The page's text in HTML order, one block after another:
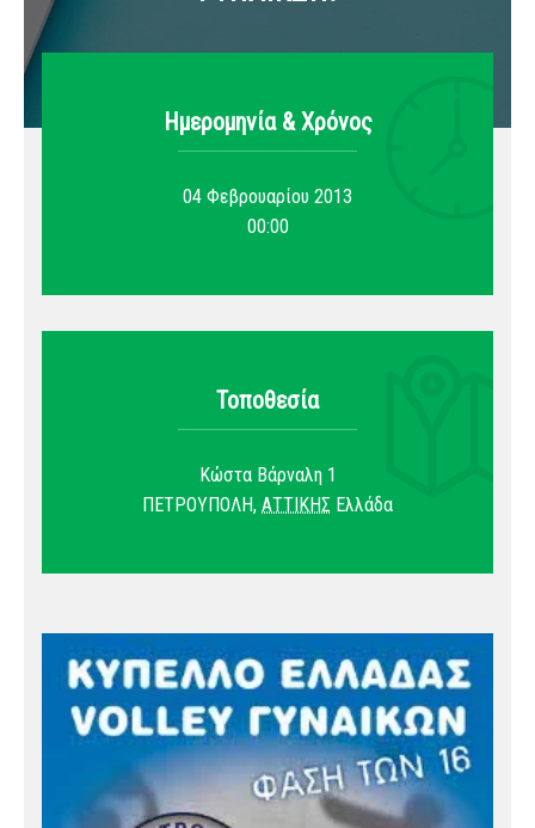
Ημερομηνία & Xρόνος
04 Φεβρουαρίου 2013
00:00
Τοποθεσία
Κώστα Βάρναλη 1
ΠΕΤΡΟΥΠΟΛΗ, ΑΤΤΙΚΗΣ Ελλάδα